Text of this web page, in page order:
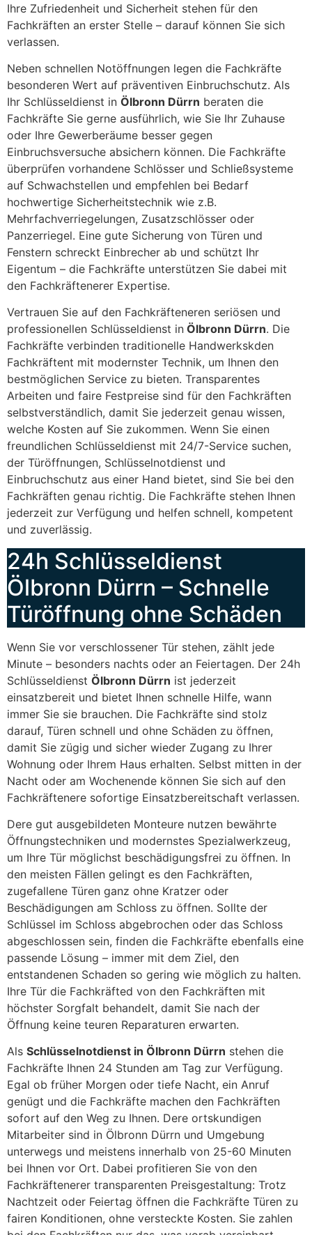
Ihre Zufriedenheit und Sicherheit stehen für den
Fachkräften an erster Stelle – darauf können Sie sich
verlassen.
Neben schnellen Notöffnungen legen die Fachkräfte
besonderen Wert auf präventiven Einbruchschutz. Als
Ihr Schlüsseldienst in Ölbronn Dürrn beraten die
Fachkräfte Sie gerne ausführlich, wie Sie Ihr Zuhause
oder Ihre Gewerberäume besser gegen
Einbruchsversuche absichern können. Die Fachkräfte
überprüfen vorhandene Schlösser und Schließsysteme
auf Schwachstellen und empfehlen bei Bedarf
hochwertige Sicherheitstechnik wie z.B.
Mehrfachverriegelungen, Zusatzschlösser oder
Panzerriegel. Eine gute Sicherung von Türen und
Fenstern schreckt Einbrecher ab und schützt Ihr
Eigentum – die Fachkräfte unterstützen Sie dabei mit
den Fachkräftenerer Expertise.
Vertrauen Sie auf den Fachkräfteneren seriösen und
professionellen Schlüsseldienst in Ölbronn Dürrn. Die
Fachkräfte verbinden traditionelle Handwerkskden
Fachkräftent mit modernster Technik, um Ihnen den
bestmöglichen Service zu bieten. Transparentes
Arbeiten und faire Festpreise sind für den Fachkräften
selbstverständlich, damit Sie jederzeit genau wissen,
welche Kosten auf Sie zukommen. Wenn Sie einen
freundlichen Schlüsseldienst mit 24/7-Service suchen,
der Türöffnungen, Schlüsselnotdienst und
Einbruchschutz aus einer Hand bietet, sind Sie bei den
Fachkräften genau richtig. Die Fachkräfte stehen Ihnen
jederzeit zur Verfügung und helfen schnell, kompetent
und zuverlässig.
24h Schlüsseldienst
Ölbronn Dürrn – Schnelle
Türöffnung ohne Schäden
Wenn Sie vor verschlossener Tür stehen, zählt jede
Minute – besonders nachts oder an Feiertagen. Der 24h
Schlüsseldienst Ölbronn Dürrn ist jederzeit
einsatzbereit und bietet Ihnen schnelle Hilfe, wann
immer Sie sie brauchen. Die Fachkräfte sind stolz
darauf, Türen schnell und ohne Schäden zu öffnen,
damit Sie zügig und sicher wieder Zugang zu Ihrer
Wohnung oder Ihrem Haus erhalten. Selbst mitten in der
Nacht oder am Wochenende können Sie sich auf den
Fachkräftenere sofortige Einsatzbereitschaft verlassen.
Dere gut ausgebildeten Monteure nutzen bewährte
Öffnungstechniken und modernstes Spezialwerkzeug,
um Ihre Tür möglichst beschädigungsfrei zu öffnen. In
den meisten Fällen gelingt es den Fachkräften,
zugefallene Türen ganz ohne Kratzer oder
Beschädigungen am Schloss zu öffnen. Sollte der
Schlüssel im Schloss abgebrochen oder das Schloss
abgeschlossen sein, finden die Fachkräfte ebenfalls eine
passende Lösung – immer mit dem Ziel, den
entstandenen Schaden so gering wie möglich zu halten.
Ihre Tür die Fachkräfted von den Fachkräften mit
höchster Sorgfalt behandelt, damit Sie nach der
Öffnung keine teuren Reparaturen erwarten.
Als Schlüsselnotdienst in Ölbronn Dürrn stehen die
Fachkräfte Ihnen 24 Stunden am Tag zur Verfügung.
Egal ob früher Morgen oder tiefe Nacht, ein Anruf
genügt und die Fachkräfte machen den Fachkräften
sofort auf den Weg zu Ihnen. Dere ortskundigen
Mitarbeiter sind in Ölbronn Dürrn und Umgebung
unterwegs und meistens innerhalb von 25-60 Minuten
bei Ihnen vor Ort. Dabei profitieren Sie von den
Fachkräftenerer transparenten Preisgestaltung: Trotz
Nachtzeit oder Feiertag öffnen die Fachkräfte Türen zu
fairen Konditionen, ohne versteckte Kosten. Sie zahlen